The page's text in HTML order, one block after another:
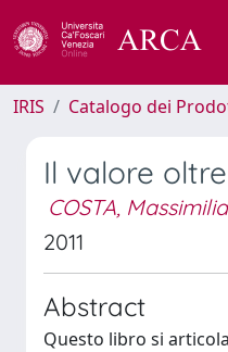
IRIS Catalogo dei
Il valore
COSTA,
2011
Abstract
Questo libro si